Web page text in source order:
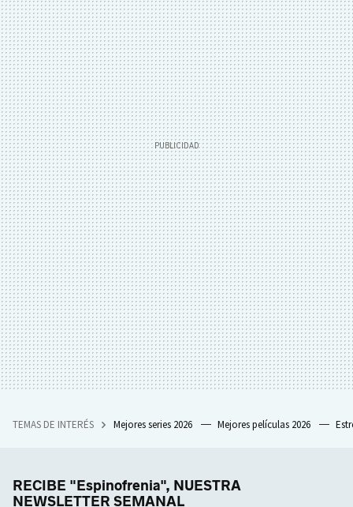
TEMAS DE INTERÉS Mejores series 2026 Mejores películas 2026
RECIBE "Espinofrenia", NUESTRA
NEWSLETTER SEMANAL